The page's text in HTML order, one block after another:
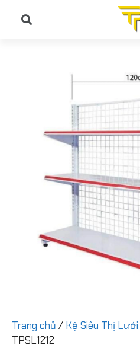
Trang chủ / Kệ Siêu Thị Lưới
TPSL1212